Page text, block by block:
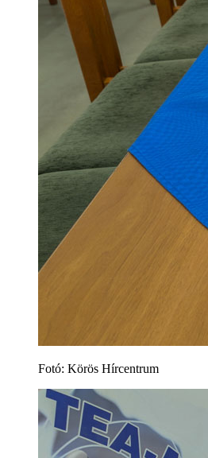
Fotó: Körös Hírcentrum